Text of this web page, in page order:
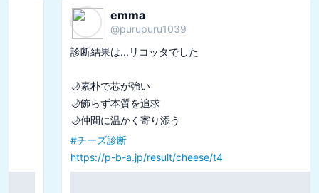
emma
purupuru1039
診断結果は...リコッタでした
🌙素朴で芯が強い
🌙飾らず本質を追求
チーズ診断
https://p-b-a.jp/result/cheese/t4